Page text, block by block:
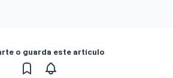
o guarda este artículo